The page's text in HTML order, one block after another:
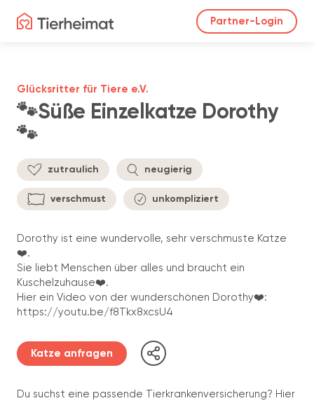
Partner-Login
🐾Süße Einzelkatze Dorothy
🐾
Glücksritter für Tiere e.V.
zutraulich neugierig
verschmust unkompliziert
Dorothy ist eine wundervolle, sehr verschmuste Katze
❤️.
Sie liebt Menschen über alles und braucht ein
Kuschelzuhause❤️.
Hier ein Video von der wunderschönen Dorothy❤️:
https://youtu.be/f8Tkx8xcsU4
Katze anfragen
Du suchst eine passende Tierkrankenversicherung? Hier